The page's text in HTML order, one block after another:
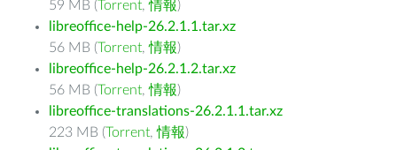
59 MB (Torrent,情報)
libreoffice-help-26.2.1.1.tar.xz
56 MB (Torrent,情報)
libreoffice-help-26.2.1.2.tar.xz
56 MB (Torrent,情報)
libreoffice-translations-26.2.1.1.tar.xz
223 MB (Torrent,情報)